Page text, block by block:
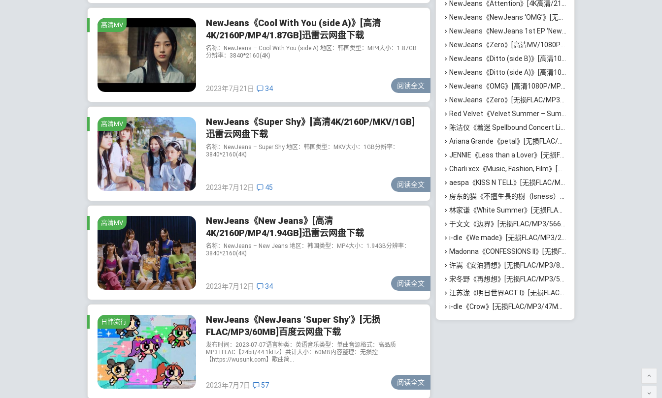
高清MV
NewJeans《Cool With You (side A)》[高清
4K/2160P/MP4/1.87GB]迅雷云网盘下载
名称：NewJeans – Cool With You (side A) 地区：韩国类型：MP4大小：1.87GB
分辨率：3840*2160(4K)
2023年7月21日 34 阅读全文
高清MV
NewJeans《Super Shy》[高清4K/2160P/MKV/1GB]
迅雷云网盘下载
名称：NewJeans – Super Shy 地区：韩国类型：MKV大小：1GB分辨率：
3840*2160(4K)
2023年7月12日 45 阅读全文
高清MV
NewJeans《New Jeans》[高清
4K/2160P/MP4/1.94GB]迅雷云网盘下载
名称：NewJeans – New Jeans 地区：韩国类型：MP4大小：1.94GB分辨率：
3840*2160(4K)
2023年7月12日 34 阅读全文
日韩流行
NewJeans《NewJeans ‘Super Shy’》[无损
FLAC/MP3/60MB]百度云网盘下载
发布时间：2023-07-07语言种类：英语音乐类型：单曲音源格式：高品质
MP3+FLAC【24bit/44.1kHz】共计大小：60MB内容整理：无损控
【https://wusunk.com】歌曲简...
2023年7月7日 57 阅读全文
NewJeans《Attention》[4K高清/2160P/MP4/642MB]迅雷云网盘下载
NewJeans《NewJeans ‘OMG’》[无损FLAC/MP3/95MB]百度云网盘下载
NewJeans《NewJeans 1st EP ‘New Jeans’》[无损FLAC/MP3/611MB]百度云网盘下载
NewJeans《Zero》[高清MV/1080P/MP4/603MB]阿里云网盘下载
NewJeans《Ditto (side B)》[高清1080P/MKV/1.58GB]迅雷云网盘下载
NewJeans《Ditto (side A)》[高清1080P/MP4/1.95GB]迅雷云网盘下载
NewJeans《OMG》[高清1080P/MP4/2.03GB]百度云网盘下载
NewJeans《Zero》[无损FLAC/MP3/35MB]百度云网盘下载
Red Velvet《Velvet Summer – Summer Mini Album》[无损FLAC/MP3/372MB]百度云网盘下载
陈洁仪《着迷 Spellbound Concert Live Recording: 10th Anniversary (Live)》[无损FLAC/MP3/671MB]百度云网盘下载
Ariana Grande《petal》[无损FLAC/MP3/544MB]百度云网盘下载
JENNIE《Less than a Lover》[无损FLAC/MP3/37MB]百度云网盘下载
Charli xcx《Music, Fashion, Film》[无损FLAC/MP3/639MB]百度云网盘下载
aespa《KISS N TELL》[无损FLAC/MP3/417MB]百度云网盘下载
房东的猫《不擅生長的樹（Isness）》[无损FLAC/MP3/252MB]百度云网盘下载
林家谦《White Summer》[无损FLAC/MP3/1.81GB]百度云网盘下载
于文文《边界》[无损FLAC/MP3/566MB]百度云网盘下载
i-dle《We made》[无损FLAC/MP3/205MB]百度云网盘下载
Madonna《CONFESSIONS II》[无损FLAC/MP3/1.15GB]百度云网盘下载
许嵩《安泊猜想》[无损FLAC/MP3/801MB]百度云网盘下载
宋冬野《再想想》[无损FLAC/MP3/513MB]百度云网盘下载
汪苏泷《明日世界ACT I》[无损FLAC/MP3/861MB]百度云网盘下载
i-dle《Crow》[无损FLAC/MP3/47MB]百度云网盘下载